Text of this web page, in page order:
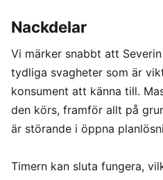
Nackdelar
Vi märker snabbt att
tydliga svagheter som är
konsument att känna till.
den körs, framför allt på
är störande i öppna
Timern kan sluta fungera,